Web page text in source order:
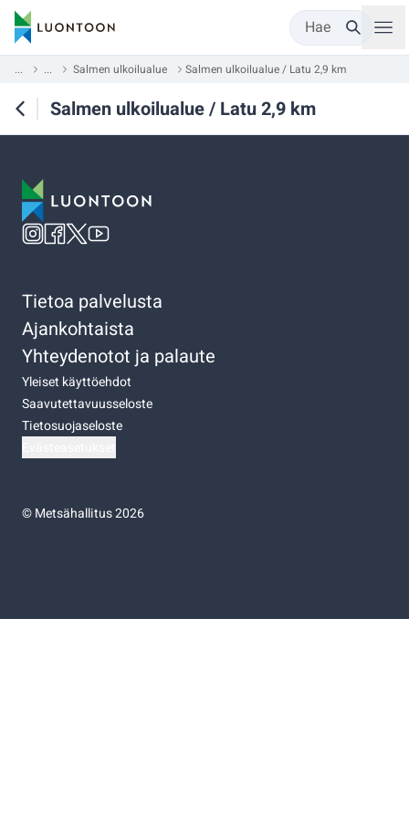
Hae
... ... Salmen ulkoilualue Salmen ulkoilualue / Latu 2,9 km
Salmen ulkoilualue / Latu 2,9 km
Tietoa palvelusta
Ajankohtaista
Yhteydenotot ja palaute
Yleiset käyttöehdot
Saavutettavuusseloste
Tietosuojaseloste
©Metsähallitus 2026